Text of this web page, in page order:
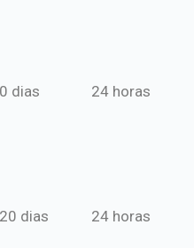
dias 24 horas
dias 24 horas